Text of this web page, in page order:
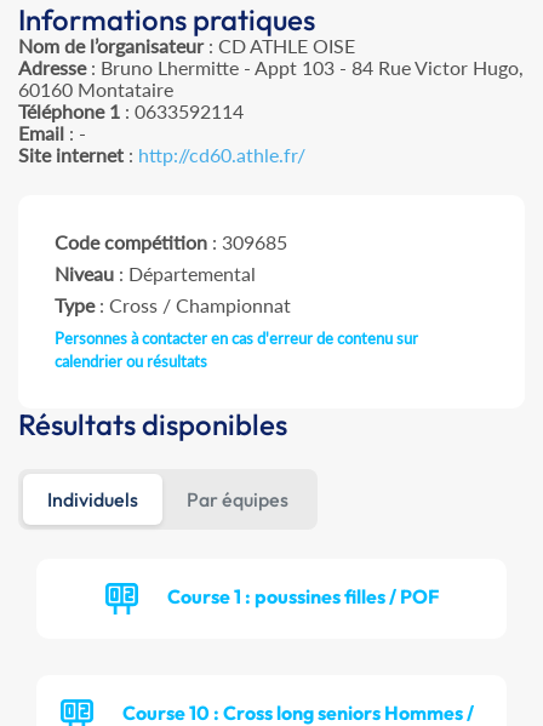
Informations pratiques
Nom de l’organisateur: CD ATHLE OISE
Adresse: Bruno Lhermitte - Appt 103 - 84 Rue Victor Hugo,
60160 Montataire
Téléphone 1 : 0633592114
Email : -
Site internet : http://cd60.athle.fr/
Code compétition : 309685
Niveau : Départemental
Type: Cross / Championnat
Personnes à contacter en cas d'erreur de contenu sur
calendrier ou résultats
Résultats disponibles
Individuels Par équipes
Course 1 : poussines filles / POF
Course 10 : Cross long seniors Hommes /